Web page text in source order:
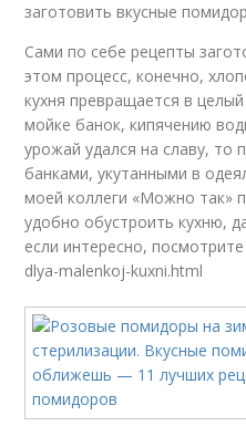
заготовить вкусные
Сами по себе рецепты
этом процесс, конечно,
кухня превращается в
мойке банок, кипячению
урожай удался на славу, то
банками, укутанными в
моей коллеги «Можно так»
удобно обустроить кухню,
если интересно,
dlya-malenkoj-kuxni.html